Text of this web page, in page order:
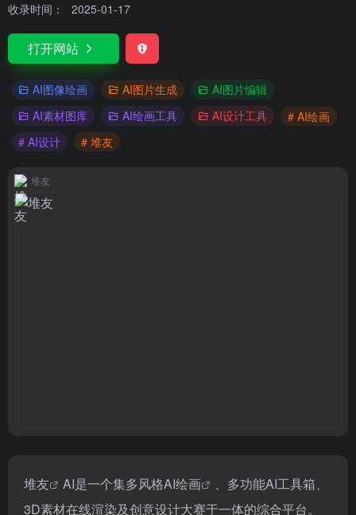
收录时间：
2025-01-17
打开网站
AI图像绘画 AI图片生成
AI图片编辑
AI素材图库
AI绘画工具 AI设计工具
# AI绘画
# AI设计
# 堆友
堆友
堆友 AI是一个集多风格AI绘画
、多功能AI工具箱、
3D素材在线渲染及创意设计大赛于一体的综合平台。